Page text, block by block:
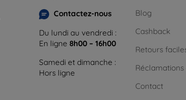
Contactez-nous
Du lundi au vendredi :
En ligne 8h00 – 16h00
Samedi et dimanche :
Hors ligne
Blog
Cashback
Retours
Contact